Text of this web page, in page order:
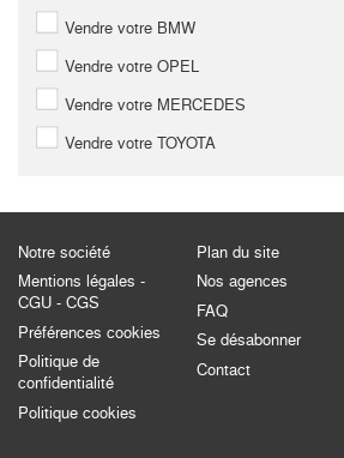
Vendre votre BMW
Vendre votre OPEL
Vendre votre MERCEDES
Vendre votre TOYOTA
Notre société
Mentions légales -
CGU - CGS
Préférences cookies
Politique de
confidentialité
Politique cookies
Plan du site
Nos agences
FAQ
Se désabonner
Contact